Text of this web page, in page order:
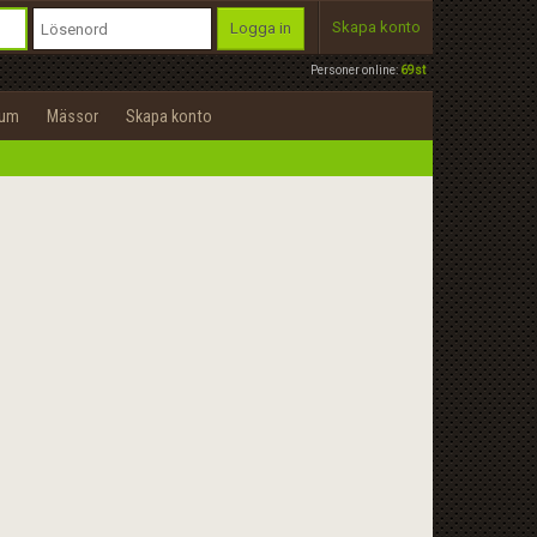
Personer online:69st
Logga in Skapa konto
Mässor Skapa konto